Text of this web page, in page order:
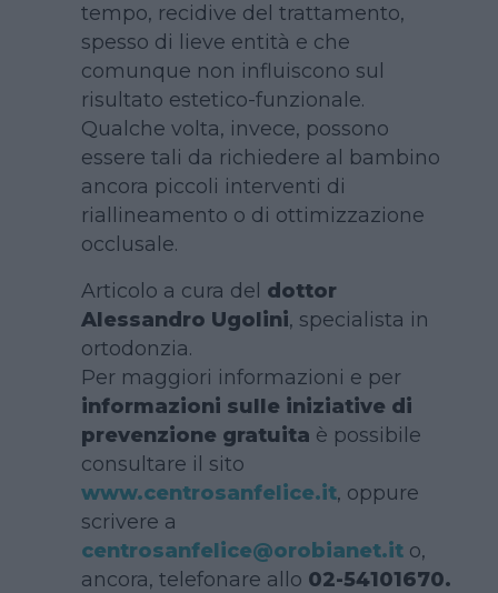
tempo, recidive del trattamento,
spesso di lieve entità e che
comunque non influiscono sul
risultato estetico-funzionale.
Qualche volta, invece, possono
essere tali da richiedere al bambino
ancora piccoli interventi di
riallineamento o di ottimizzazione
occlusale.
Articolo a cura del dottor
Alessandro Ugolini, specialista in
ortodonzia.
Per maggiori informazioni e per
informazioni sulle iniziative di
prevenzione gratuita è possibile
consultare il sito
www.centrosanfelice.it, oppure
scrivere a
centrosanfelice@orobianet.ito,
ancora, telefonare allo 02-54101670.